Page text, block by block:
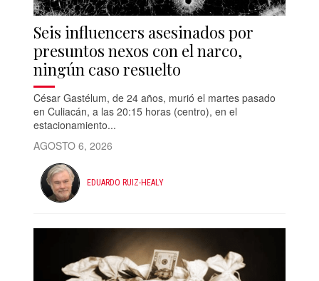
Seis influencers asesinados por
presuntos nexos con el narco,
ningún caso resuelto
César Gastélum, de 24 años, murió el martes pasado
en Culiacán, a las 20:15 horas (centro), en el
estacionamiento...
AGOSTO 6, 2026
EDUARDO RUIZ-HEALY